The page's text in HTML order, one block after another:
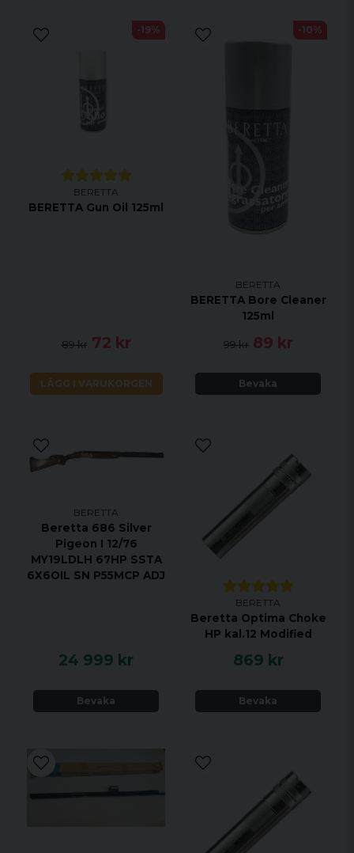
BERETTA
BERETTA Gun Oil 125ml
89 kr 72 kr
LÄGG I VARUKORGEN
-19%
BERETTA
BERETTA Bore Cleaner
125ml
99 kr 89 kr
Bevaka
-10%
BERETTA
Beretta 686 Silver
Pigeon I 12/76
MY19LDLH 67HP SSTA
6X6OIL SN P55MCP ADJ
24 999 kr
Bevaka
BERETTA
Beretta Optima Choke
HP kal.12 Modified
869 kr
Bevaka